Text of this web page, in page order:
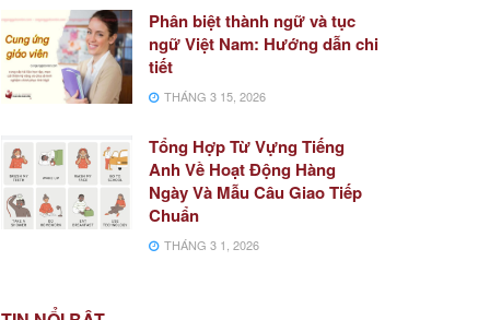
Phân biệt thành ngữ và tục
ngữ Việt Nam: Hướng dẫn chi
tiết
THÁNG 3 15, 2026
Tổng Hợp Từ Vựng Tiếng
Anh Về Hoạt Động Hàng
Ngày Và Mẫu Câu Giao Tiếp
Chuẩn
THÁNG 3 1, 2026